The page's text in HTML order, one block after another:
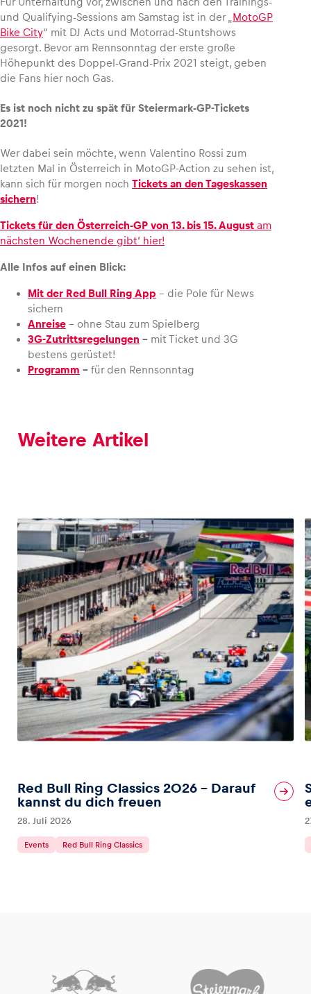
und Qualifying-Sessions am Samstag ist in der „ MotoGP
Bike City“ mit DJ Acts und Motorrad-Stuntshows
gesorgt. Bevor am Rennsonntag der erste große
Höhepunkt des Doppel-Grand-Prix 2021 steigt, geben
die Fans hier noch Gas.
Es ist noch nicht zu spät für Steiermark-GP-Tickets
2021!
Wer dabei sein möchte, wenn Valentino Rossi zum
letzten Mal in Österreich in MotoGP-Action zu sehen ist,
kann sich für morgen noch Tickets an den Tageskassen
sichern!
Tickets für den Österreich-GP von 13. bis 15. August am
nächsten Wochenende gibt‘ hier!
Alle Infos auf einen Blick:
Mit der Red Bull Ring App – die Pole für News
sichern
Anreise – ohne Stau zum Spielberg
3G-Zutrittsregelungen – mit Ticket und 3G
bestens gerüstet!
Programm – für den Rennsonntag
Weitere Artikel
Red Bull Ring Classics 2026 – Darauf
kannst du dich freuen
28. Juli 2026
Events Red Bull Ring Classics